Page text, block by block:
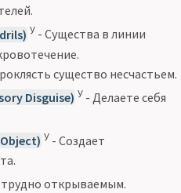
У - Существа в линии
существо несчастьем.
Disguise) У - Делаете себя
У - Создает
открываемым.